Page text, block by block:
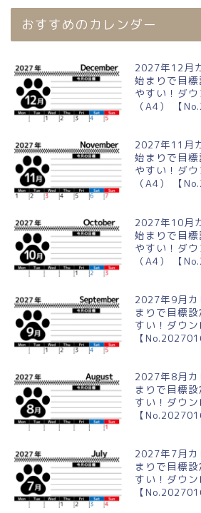
おすすめのカレンダー
2027年12月
始まりで目
やすい！ダ
（A4） 【
2027年11月
始まりで目
やすい！ダ
（A4） 【
2027年10月
始まりで目
やすい！ダ
（A4） 【
2027年9月カ
まりで目標
すい！ダウン
【
2027年8月カ
まりで目標
すい！ダウン
【
2027年7月カ
まりで目標
すい！ダウン
【